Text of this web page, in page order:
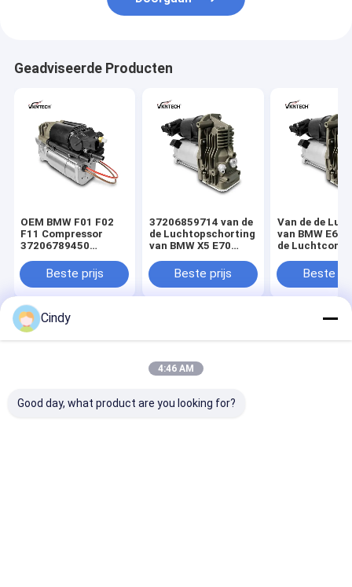
Geadviseerde Producten
OEM BMW F01 F02
F11 Compressor
37206789450
Luchtopschorting
Beste prijs
37206859714 van de
de Luchtopschorting
van BMW X5 E70
37206789938
37226775479
Beste prijs
Van de de
van BMW E61
de
Vervanging
Beste
ons
ons
Site
Sitemap
Privacy Policy
Rights Reserved.
Cindy
4:46 AM
Good day, what product are you looking for?